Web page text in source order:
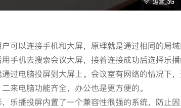
可以连接手机和大屏，原理就是通过相同的局
手机去搜索会议大屏，接着连接成功后选择乐播
过电脑投屏到大屏上。会议室有网络的情况下，
来电脑功能齐全，办公也是更方便的。
乐播投屏内置了一个兼容性很强的系统，防止